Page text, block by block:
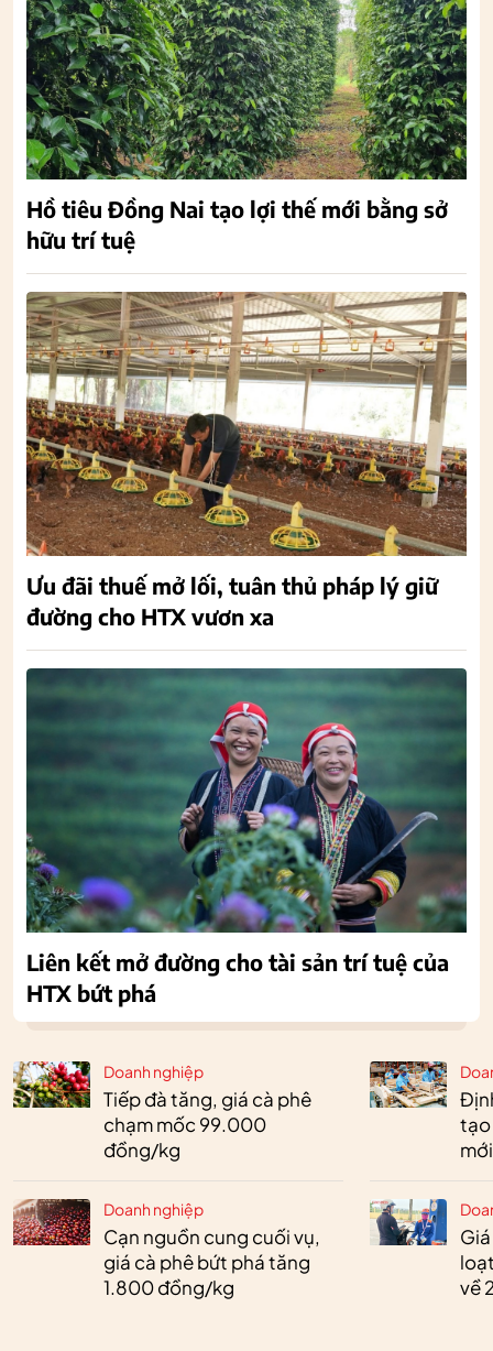
Doanh nghiệp
Tiếp đà tăng, giá cà phê
chạm mốc 99.000
đồng/kg
Doanh nghiệp
Cạn nguồn cung cuối vụ,
giá cà phê bứt phá tăng
1.800 đồng/kg
tạo
về
Hồ tiêu Đồng Nai tạo lợi thế mới bằng sở
hữu trí tuệ
Ưu đãi thuế mở lối, tuân thủ pháp lý giữ
đường cho HTX vươn xa
Liên kết mở đường cho tài sản trí tuệ của
HTX bứt phá